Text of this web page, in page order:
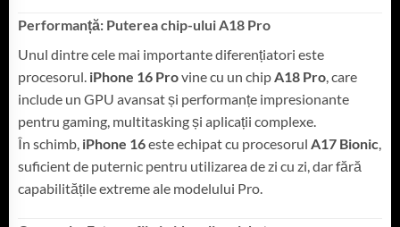
Performanță: Puterea chip-ului A18 Pro
Unul dintre cele mai importante diferențiatori este
procesorul. iPhone 16 Provine cu un chip A18 Pro , care
include un GPU avansat și performanțe impresionante
pentru gaming, multitasking și aplicații complexe.
În schimb, iPhone 16este echipat cu procesorul A17 Bionic
suficient de puternic pentru utilizarea de zi cu zi, dar fără
capabilitățile extreme ale modelului Pro.